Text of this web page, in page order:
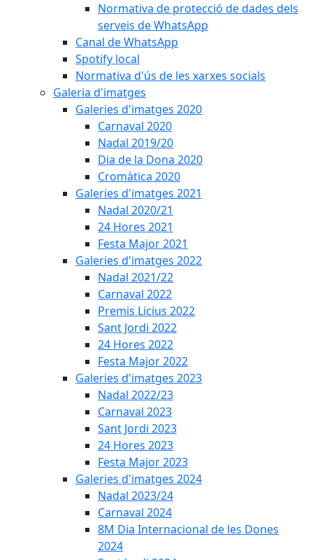
Normativa de protecció de dades dels
serveis de WhatsApp
Canal de WhatsApp
Spotify local
Normativa d'ús de les xarxes socials
Galeria d'imatges
Galeries d'imatges 2020
Carnaval 2020
Nadal 2019/20
Dia de la Dona 2020
Cromàtica 2020
Galeries d'imatges 2021
Nadal 2020/21
24 Hores 2021
Festa Major 2021
Galeries d'imatges 2022
Nadal 2021/22
Carnaval 2022
Premis Licius 2022
Sant Jordi 2022
24 Hores 2022
Festa Major 2022
Galeries d'imatges 2023
Nadal 2022/23
Carnaval 2023
Sant Jordi 2023
24 Hores 2023
Festa Major 2023
Galeries d'imatges 2024
Nadal 2023/24
Carnaval 2024
8M Dia Internacional de les Dones
2024